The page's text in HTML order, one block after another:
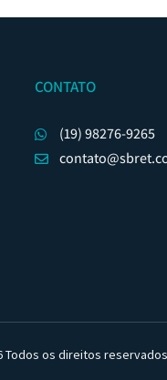
CONTATO
(19) 98276-9265
Todos os direitos reservados